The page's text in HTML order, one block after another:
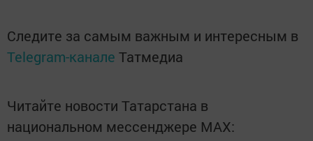
Следите за самым важным и интересным в
Telegram-канале Татмедиа
Читайте новости Татарстана в
национальном мессенджере MАХ: